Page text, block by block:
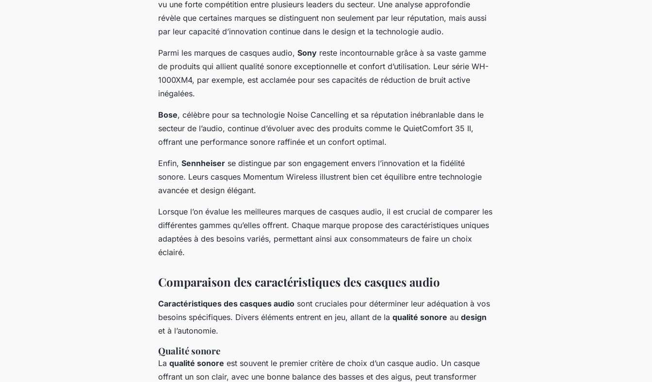
vu une forte compétition entre plusieurs leaders du secteur. Une analyse approfondie
révèle que certaines marques se distinguent non seulement par leur réputation, mais aussi
par leur capacité d’innovation continue dans le design et la technologie audio.
Parmi les marques de casques audio, Sony reste incontournable grâce à sa vaste gamme
de produits qui allient qualité sonore exceptionnelle et confort d’utilisation. Leur série WH-
1000XM4, par exemple, est acclamée pour ses capacités de réduction de bruit active
inégalées.
Bose, célèbre pour sa technologie Noise Cancelling et sa réputation inébranlable dans le
secteur de l’audio, continue d’évoluer avec des produits comme le QuietComfort 35 II,
offrant une performance sonore raffinée et un confort optimal.
Enfin, Sennheiser se distingue par son engagement envers l’innovation et la fidélité
sonore. Leurs casques Momentum Wireless illustrent bien cet équilibre entre technologie
avancée et design élégant.
Lorsque l’on évalue les meilleures marques de casques audio, il est crucial de comparer les
différentes gammes qu’elles offrent. Chaque marque propose des caractéristiques uniques
adaptées à des besoins variés, permettant ainsi aux consommateurs de faire un choix
éclairé.
Comparaison des caractéristiques des casques audio
Caractéristiques des casques audio sont cruciales pour déterminer leur adéquation à vos
besoins spécifiques. Divers éléments entrent en jeu, allant de la qualité sonore au design
et à l’autonomie.
Qualité sonore
La qualité sonore est souvent le premier critère de choix d’un casque audio. Un casque
offrant un son clair, avec une bonne balance des basses et des aigus, peut transformer